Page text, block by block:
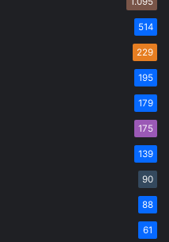
514
229
195
179
175
139
90
88
61